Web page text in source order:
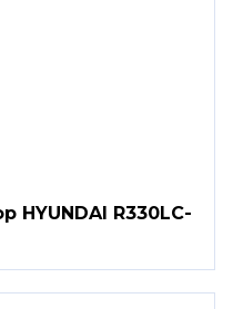
HYUNDAI R330LC-